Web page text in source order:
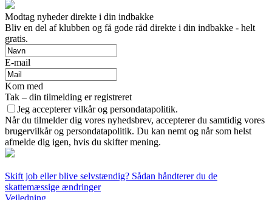
Modtag nyheder direkte i din indbakke
Bliv en del af klubben og få gode råd direkte i din indbakke - helt
gratis.
E-mail
Kom med
Tak – din tilmelding er registreret
Jeg accepterer vilkår og persondatapolitik.
Når du tilmelder dig vores nyhedsbrev, accepterer du samtidig vores
brugervilkår og persondatapolitik. Du kan nemt og når som helst
afmelde dig igen, hvis du skifter mening.
Skift job eller blive selvstændig? Sådan håndterer du de
skattemæssige ændringer